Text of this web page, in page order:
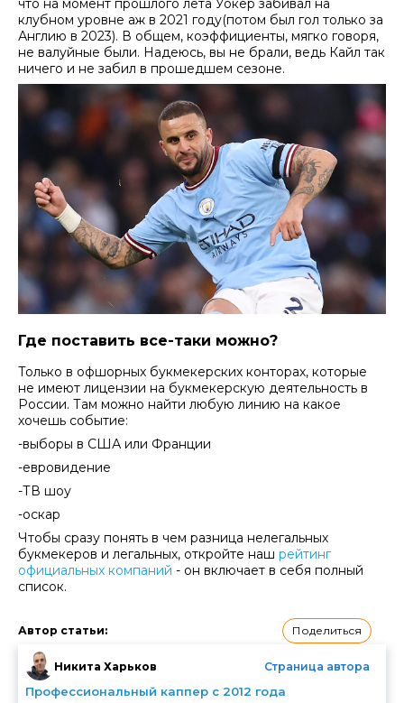
что на момент прошлого лета Уокер забивал на
клубном уровне аж в 2021 году(потом был гол только за
Англию в 2023). В общем, коэффициенты, мягко говоря,
не валуйные были. Надеюсь, вы не брали, ведь Кайл так
ничего и не забил в прошедшем сезоне.
Где поставить все-таки можно?
Только в офшорных букмекерских конторах, которые
не имеют лицензии на букмекерскую деятельность в
России. Там можно найти любую линию на какое
хочешь событие:
-выборы в США или Франции
-евровидение
-ТВ шоу
-оскар
Чтобы сразу понять в чем разница нелегальных
букмекеров и легальных, откройте наш рейтинг
официальных компаний - он включает в себя полный
список.
Автор статьи: Поделиться
Никита Харьков Страница автора
Профессиональный каппер с 2012 года